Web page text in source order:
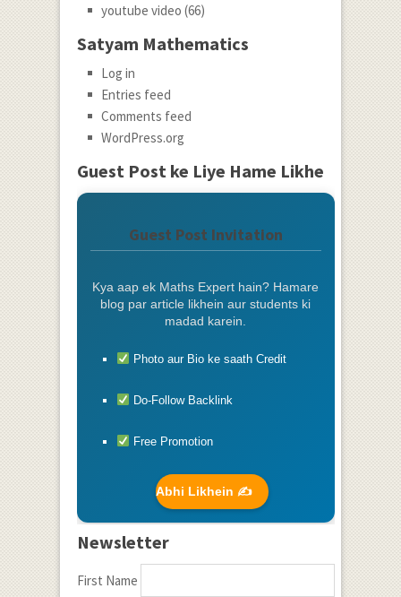
youtube video (66)
Satyam Mathematics
Log in
Entries feed
Comments feed
WordPress.org
Guest Post ke Liye Hame Likhe
Guest Post Invitation
Kya aap ek Maths Expert hain? Hamare
blog par article likhein aur students ki
madad karein.
Photo aur Bio ke saath Credit
Do-Follow Backlink
Free Promotion
Abhi Likhein ✍️
Newsletter
First Name